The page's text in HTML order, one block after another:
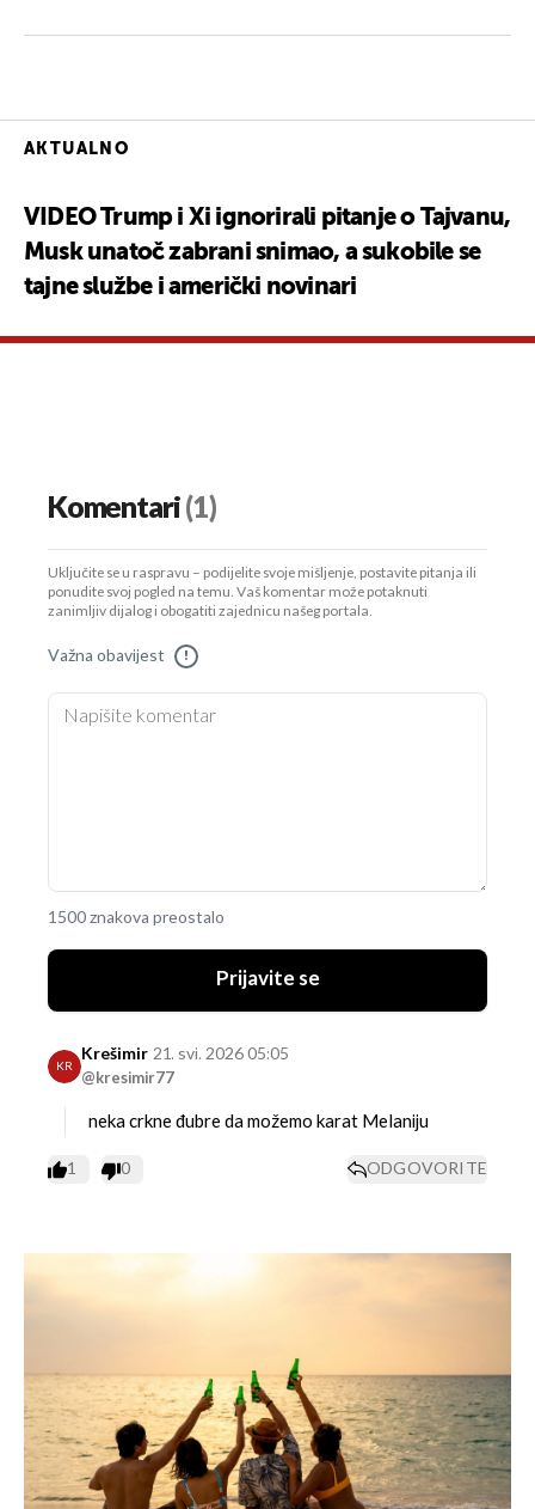
AKTUALNO
VIDEO Trump i Xi ignorirali pitanje o Tajvanu,
Musk unatoč zabrani snimao, a sukobile se
tajne službe i američki novinari
Komentari(1)
Uključite se u raspravu – podijelite svoje mišljenje, postavite pitanja ili
ponudite svoj pogled na temu. Vaš komentar može potaknuti
zanimljiv dijalog i obogatiti zajednicu našeg portala.
Važna obavijest !
1500 znakova preostalo
Prijavite se
KR
Krešimir
@kresimir77
21. svi. 2026 05:05
neka crkne đubre da možemo karat Melaniju
1 0 ODGOVORITE